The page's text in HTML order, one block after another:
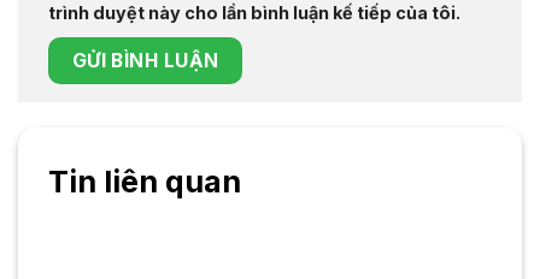
trình duyệt này cho lần bình luận kế tiếp của tôi.
Tin liên quan